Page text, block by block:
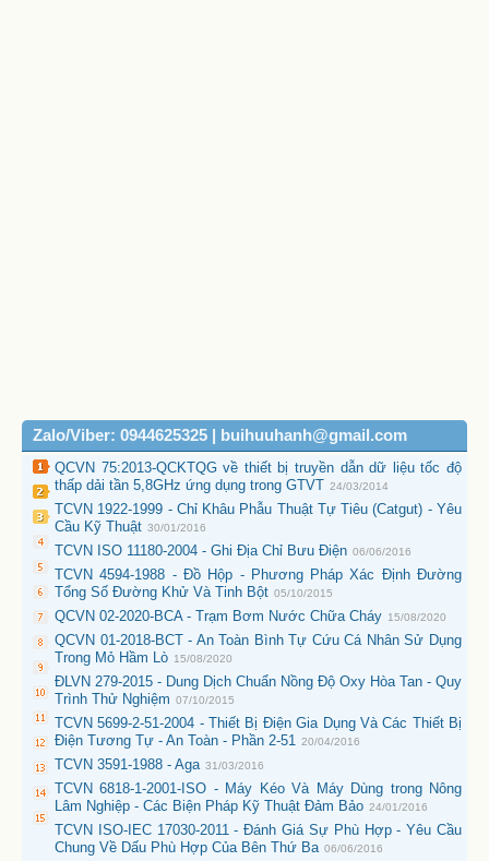
Zalo/Viber: 0944625325 | buihuuhanh@gmail.com
QCVN 75:2013-QCKTQG về thiết bị truyền dẫn dữ liệu tốc độ
thấp dải tần 5,8GHz ứng dụng trong GTVT 24/03/2014
TCVN 1922-1999 - Chỉ Khâu Phẫu Thuật Tự Tiêu (Catgut) - Yêu
Cầu Kỹ Thuật 30/01/2016
TCVN ISO 11180-2004 - Ghi Địa Chỉ Bưu Điện 06/06/2016
TCVN 4594-1988 - Đồ Hộp - Phương Pháp Xác Định Đường
Tổng Số Đường Khử Và Tinh Bột 05/10/2015
QCVN 02-2020-BCA - Trạm Bơm Nước Chữa Cháy 15/08/2020
QCVN 01-2018-BCT - An Toàn Bình Tự Cứu Cá Nhân Sử Dụng
Trong Mỏ Hầm Lò 15/08/2020
ĐLVN 279-2015 - Dung Dịch Chuẩn Nồng Độ Oxy Hòa Tan - Quy
Trình Thử Nghiệm 07/10/2015
TCVN 5699-2-51-2004 - Thiết Bị Điện Gia Dụng Và Các Thiết Bị
Điện Tương Tự - An Toàn - Phần 2-51
20/04/2016
TCVN 3591-1988 - Aga 31/03/2016
TCVN 6818-1-2001-ISO - Máy Kéo Và Máy Dùng trong Nông
Lâm Nghiệp - Các Biện Pháp Kỹ Thuật Đảm Bảo 24/01/2016
TCVN ISO-IEC 17030-2011 - Đánh Giá Sự Phù Hợp - Yêu Cầu
Chung Về Dấu Phù Hợp Của Bên Thứ Ba 06/06/2016